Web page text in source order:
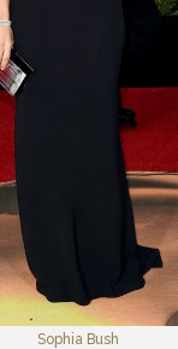
Sophia Bush